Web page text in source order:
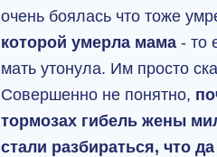
очень боялась что тоже
которой умерла мама - то
мать утонула. Им просто
Совершенно не понятно,
тормозах гибель жены
стали разбираться, что да